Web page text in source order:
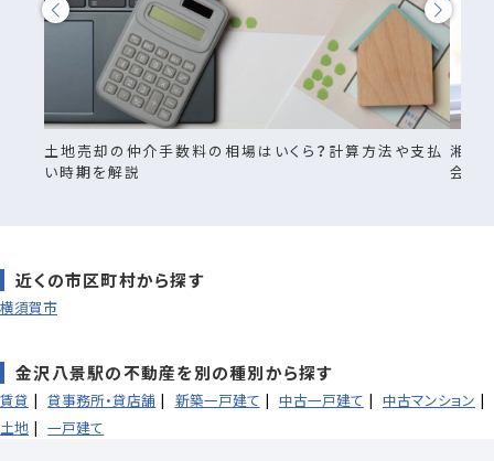
土地売却の仲介手数料の相場はいくら？計算方法や支払
い時期を解説
湘南
会社
近くの市区町村から探す
横須賀市
金沢八景駅の不動産を別の種別から探す
賃貸 貸事務所・貸店舗 新築一戸建て 中古一戸建て
中古マンション
土地
一戸建て